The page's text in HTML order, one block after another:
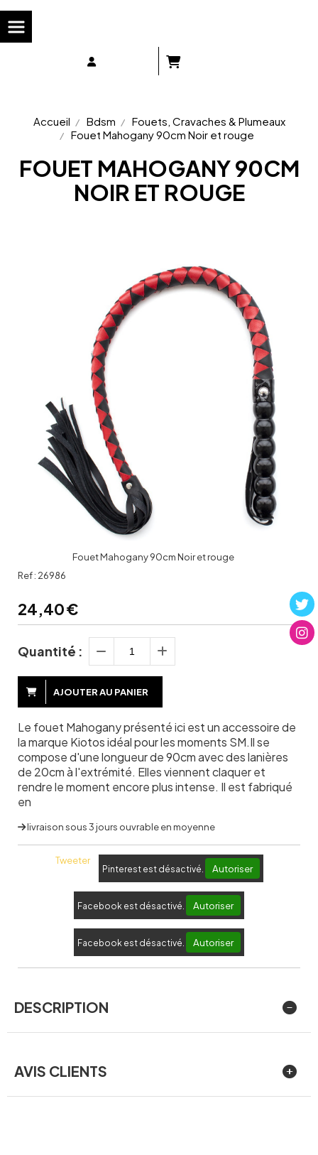
Accueil Bdsm
Fouets, Cravaches & Plumeaux
Fouet Mahogany 90cm Noir et rouge
FOUET MAHOGANY 90CM
NOIR ET ROUGE
Fouet Mahogany 90cm Noir et rouge
Ref : 26986
24,40€
Quantité :
AJOUTER AU PANIER
Le fouet Mahogany présenté ici est un accessoire de
la marque Kiotos idéal pour les moments SM.Il se
compose d'une longueur de 90cm avec des lanières
de 20cm à l'extrémité. Elles viennent claquer et
rendre le moment encore plus intense. Il est fabriqué
en
livraison sous 3 jours ouvrable en moyenne
Tweeter
Pinterest est désactivé. Autoriser
Facebook est désactivé. Autoriser
Facebook est désactivé. Autoriser
DESCRIPTION
AVIS CLIENTS